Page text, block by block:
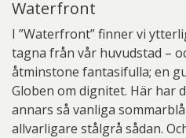
Waterfront
I ”Waterfront” finner vi
tagna från vår huvudstad –
åtminstone fantasifulla; en
Globen om dignitet. Här har
annars så vanliga
allvarligare stålgrå sådan.